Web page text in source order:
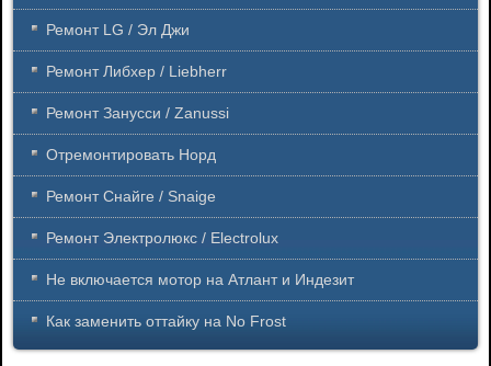
Ремонт LG / Эл Джи
Ремонт Либхер / Liebherr
Ремонт Занусси / Zanussi
Отремонтировать Норд
Ремонт Снайге / Snaige
Ремонт Электролюкс / Electrolux
Не включается мотор на Атлант и Индезит
Как заменить оттайку на No Frost